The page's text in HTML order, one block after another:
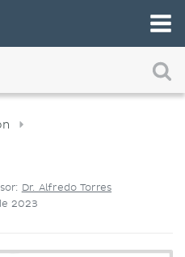
de estudio favorita
Dr. Alfredo Torres
2023